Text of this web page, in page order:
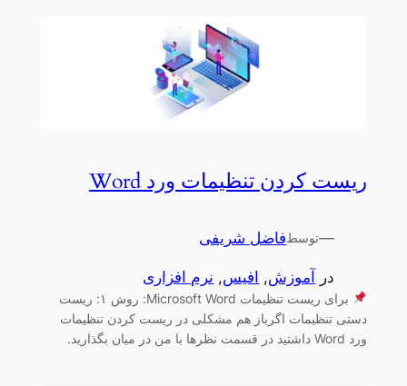
ریست کردن تنظیمات ورد Word
—توسطفاضل شریفی
در آموزش, افیس, نرم افزاری
برای ریست تنظیمات Microsoft Word: روش ۱: ریست
دستی تنظیمات اگرباز هم مشکلی در ریست کردن تنظیمات
ورد Word داشتید در قسمت نظرها با من در میان بگذارید.